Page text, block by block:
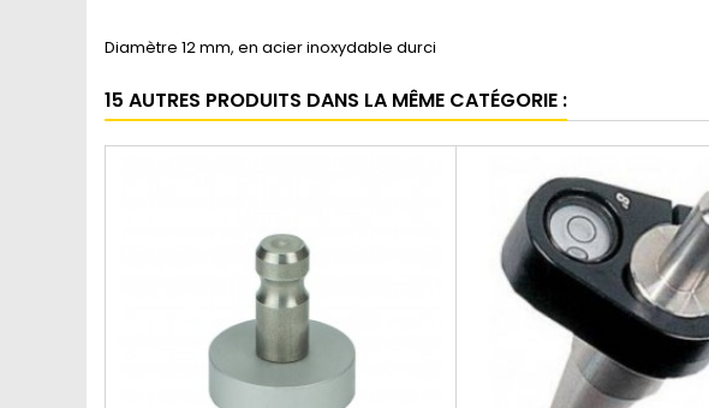
Diamètre 12 mm, en acier inoxydable durci
15 AUTRES PRODUITS DANS LA MÊME CATÉGORIE :